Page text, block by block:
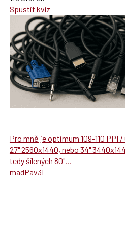
Spustit kvíz
Pro mně je optimum 109-110 PPI
27" 2560x1440, nebo 34"
tedy šílených 80"...
madPav3L